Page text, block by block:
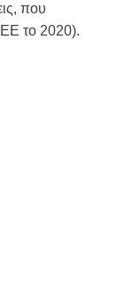
που
ΕΕ το 2020).